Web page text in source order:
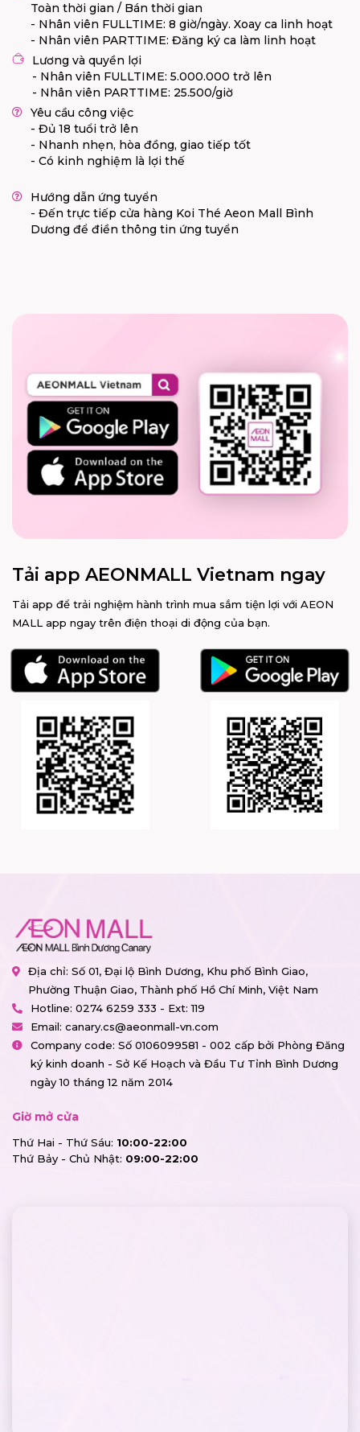
Toàn thời gian / Bán thời gian
- Nhân viên FULLTIME: 8 giờ/ngày. Xoay ca linh hoạt
- Nhân viên PARTTIME: Đăng ký ca làm linh hoạt
Lương và quyền lợi
- Nhân viên FULLTIME: 5.000.000 trở lên
- Nhân viên PARTTIME: 25.500/giờ
Yêu cầu công việc
- Đủ 18 tuổi trở lên
- Nhanh nhẹn, hòa đồng, giao tiếp tốt
- Có kinh nghiệm là lợi thế
Hướng dẫn ứng tuyển
- Đến trực tiếp cửa hàng Koi Thé Aeon Mall Bình
Dương để điền thông tin ứng tuyển
Tải app AEONMALL Vietnam ngay
Tải app để trải nghiệm hành trình mua sắm tiện lợi với AEON
MALL app ngay trên điện thoại di động của bạn.
Địa chỉ: Số 01, Đại lộ Bình Dương, Khu phố Bình Giao,
Phường Thuận Giao, Thành phố Hồ Chí Minh, Việt Nam
Hotline: 0274 6259 333 - Ext: 119
Email: canary.cs@aeonmall-vn.com
Company code: Số 0106099581 - 002 cấp bởi Phòng Đăng
ký kinh doanh - Sở Kế Hoạch và Đầu Tư Tỉnh Bình Dương
ngày 10 tháng 12 năm 2014
Giờ mở cửa
Thứ Hai - Thứ Sáu: 10:00-22:00
Thứ Bảy - Chủ Nhật: 09:00-22:00